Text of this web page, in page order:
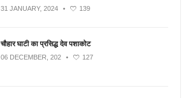
31 JANUARY, 2024 • 139
चौहार घाटी का प्रसिद्ध देव पशाकोट
06 DECEMBER, 202 • 127